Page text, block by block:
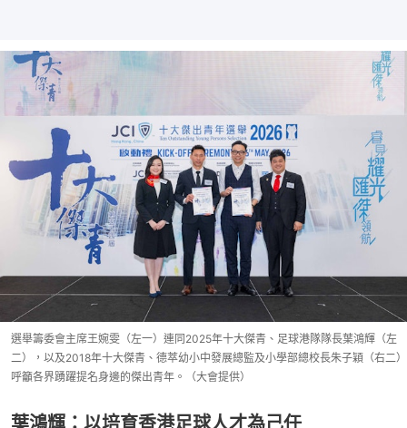
選舉籌委會主席王婉雯（左一）連同2025年⼗⼤傑⻘、足球港隊隊長葉鴻輝（左
二），以及2018年⼗⼤傑⻘、德萃幼小中發展總監及小學部總校長朱⼦穎（右二）
呼籲各界踴躍提名⾝邊的傑出⻘年。（大會提供）
葉鴻輝：以培育香港足球人才為己任